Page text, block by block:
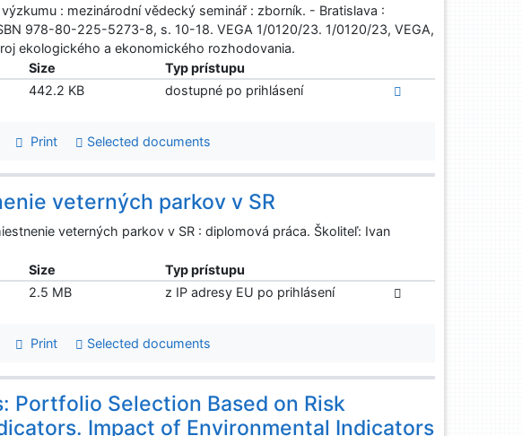
: mezinárodní vědecký seminář : zborník. - Bratislava :
978-80-225-5273-8, s. 10-18. VEGA 1/0120/23. 1/0120/23, VEGA,
ekologického a ekonomického rozhodovania.
Size
Typ prístupu
442.2 KB dostupné po prihlásení
Print Selected documents
veterných parkov v SR
veterných parkov v SR : diplomová práca. Školiteľ: Ivan
Size
Typ prístupu
2.5 MB z IP adresy EU po prihlásení
Print Selected documents
Portfolio Selection Based on Risk
Impact of Environmental Indicators